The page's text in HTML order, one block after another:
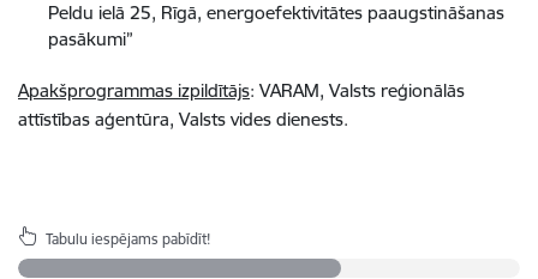
Peldu ielā 25, Rīgā, energoefektivitātes paaugstināšanas
pasākumi”
Apakšprogrammas izpildītājs: VARAM, Valsts reģionālās
attīstības aģentūra, Valsts vides dienests.
Tabulu iespējams pabīdīt!